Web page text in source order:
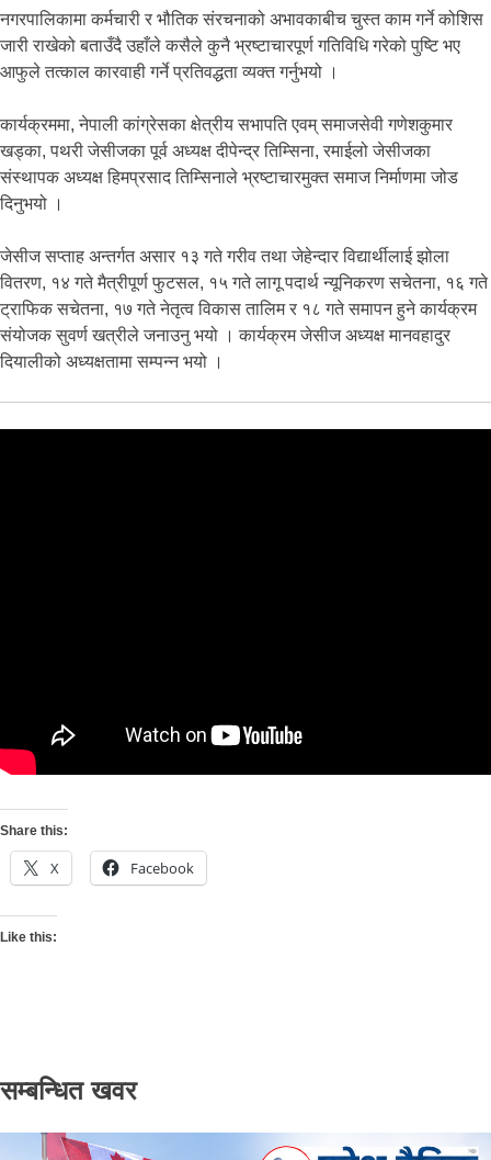
नगरपालिकामा कर्मचारी र भौतिक संरचनाको अभावकाबीच चुस्त काम गर्ने कोशिस
जारी राखेको बताउँदै उहाँले कसैले कुनै भ्रष्टाचारपूर्ण गतिविधि गरेको पुष्टि भए
आफुले तत्काल कारवाही गर्ने प्रतिवद्धता व्यक्त गर्नुभयो ।
कार्यक्रममा, नेपाली कांग्रेसका क्षेत्रीय सभापति एवम् समाजसेवी गणेशकुमार
खड्का, पथरी जेसीजका पूर्व अध्यक्ष दीपेन्द्र तिम्सिना, रमाईलो जेसीजका
संस्थापक अध्यक्ष हिमप्रसाद तिम्सिनाले भ्रष्टाचारमुक्त समाज निर्माणमा जोड
दिनुभयो ।
जेसीज सप्ताह अन्तर्गत असार १३ गते गरीव तथा जेहेन्दार विद्यार्थीलाई झोला
वितरण, १४ गते मैत्रीपूर्ण फुटसल, १५ गते लागू पदार्थ न्यूनिकरण सचेतना, १६ गते
ट्राफिक सचेतना, १७ गते नेतृत्व विकास तालिम र १८ गते समापन हुने कार्यक्रम
संयोजक सुवर्ण खत्रीले जनाउनु भयो । कार्यक्रम जेसीज अध्यक्ष मानवहादुर
दियालीको अध्यक्षतामा सम्पन्न भयो ।
Share this:
X Facebook
Like this:
सम्बन्धित खवर